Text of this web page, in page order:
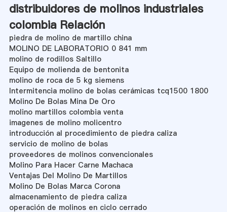
distribuidores de molinos industriales
colombia Relación
piedra de molino de martillo china
MOLINO DE LABORATORIO 0 841 mm
molino de rodillos Saltillo
Equipo de molienda de bentonita
molino de roca de 5 kg siemens
Intermitencia molino de bolas cerámicas tcq1500 1800
Molino De Bolas Mina De Oro
molino martillos colombia venta
imagenes de molino molicentro
introducción al procedimiento de piedra caliza
servicio de molino de bolas
proveedores de molinos convencionales
Molino Para Hacer Carne Machaca
Ventajas Del Molino De Martillos
Molino De Bolas Marca Corona
almacenamiento de piedra caliza
operación de molinos en ciclo cerrado